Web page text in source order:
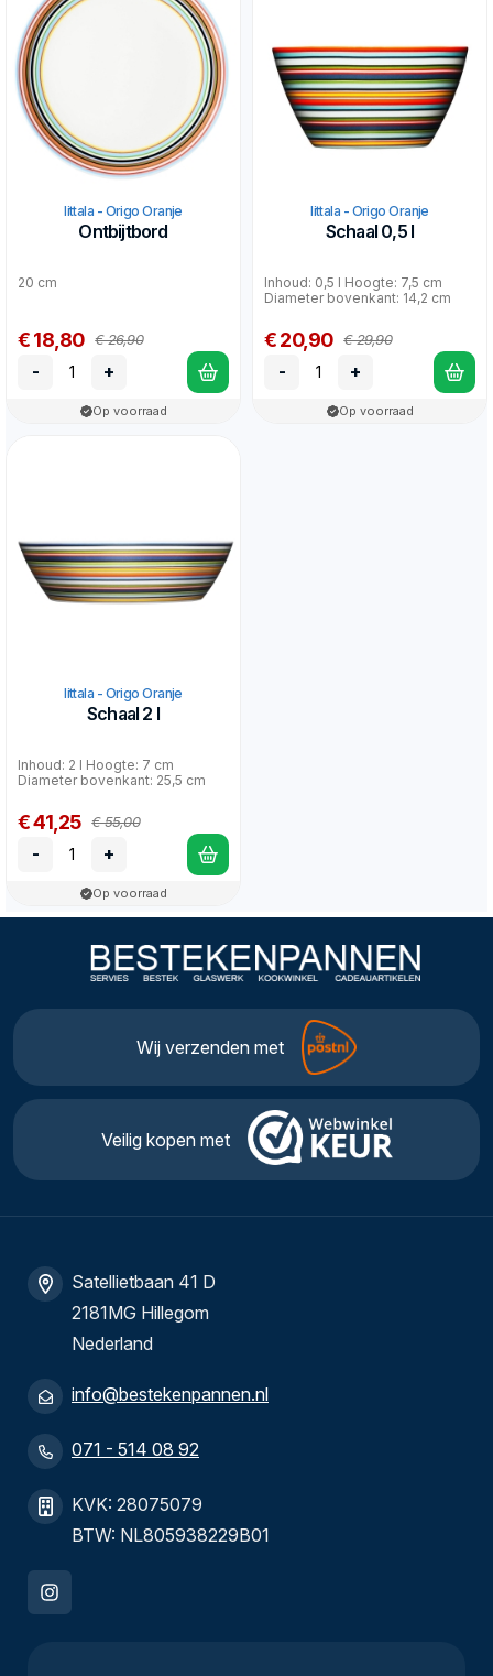
Iittala - Origo Oranje
Ontbijtbord
20 cm
€ 18,80 € 26,90
- +
Op voorraad
Iittala - Origo Oranje
Schaal 0,5 l
Inhoud: 0,5 l Hoogte: 7,5 cm
Diameter bovenkant: 14,2 cm
€ 20,90 € 29,90
- +
Op voorraad
Iittala - Origo Oranje
Schaal 2 l
Inhoud: 2 l Hoogte: 7 cm
Diameter bovenkant: 25,5 cm
€ 41,25 € 55,00
- +
Op voorraad
Wij verzenden met
Veilig kopen met
Satellietbaan 41 D
2181MG Hillegom
Nederland
info@bestekenpannen.nl
071 - 514 08 92
KVK: 28075079
BTW: NL805938229B01